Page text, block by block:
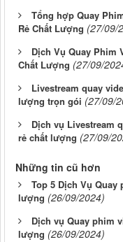
Tổng hợp Quay
Rẻ Chất Lượng (27/09/
Dịch Vụ Quay Phim
Chất Lượng (27/09/
Livestream quay
lượng trọn gói (27/09/
Dịch vụ Livestream
rẻ chất lượng (27/09/
Những tin cũ hơn
Top 5 Dịch Vụ
lượng (26/09/2024)
Dịch vụ Quay phim
lượng (26/09/2024)